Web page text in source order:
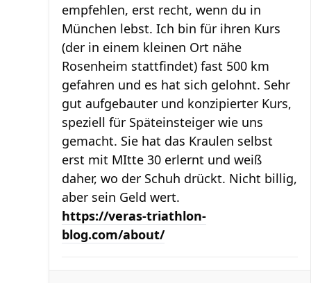
empfehlen, erst recht, wenn du in
München lebst. Ich bin für ihren Kurs
(der in einem kleinen Ort nähe
Rosenheim stattfindet) fast 500 km
gefahren und es hat sich gelohnt. Sehr
gut aufgebauter und konzipierter Kurs,
speziell für Späteinsteiger wie uns
gemacht. Sie hat das Kraulen selbst
erst mit MItte 30 erlernt und weiß
daher, wo der Schuh drückt. Nicht billig,
aber sein Geld wert.
https://veras-triathlon-
blog.com/about/